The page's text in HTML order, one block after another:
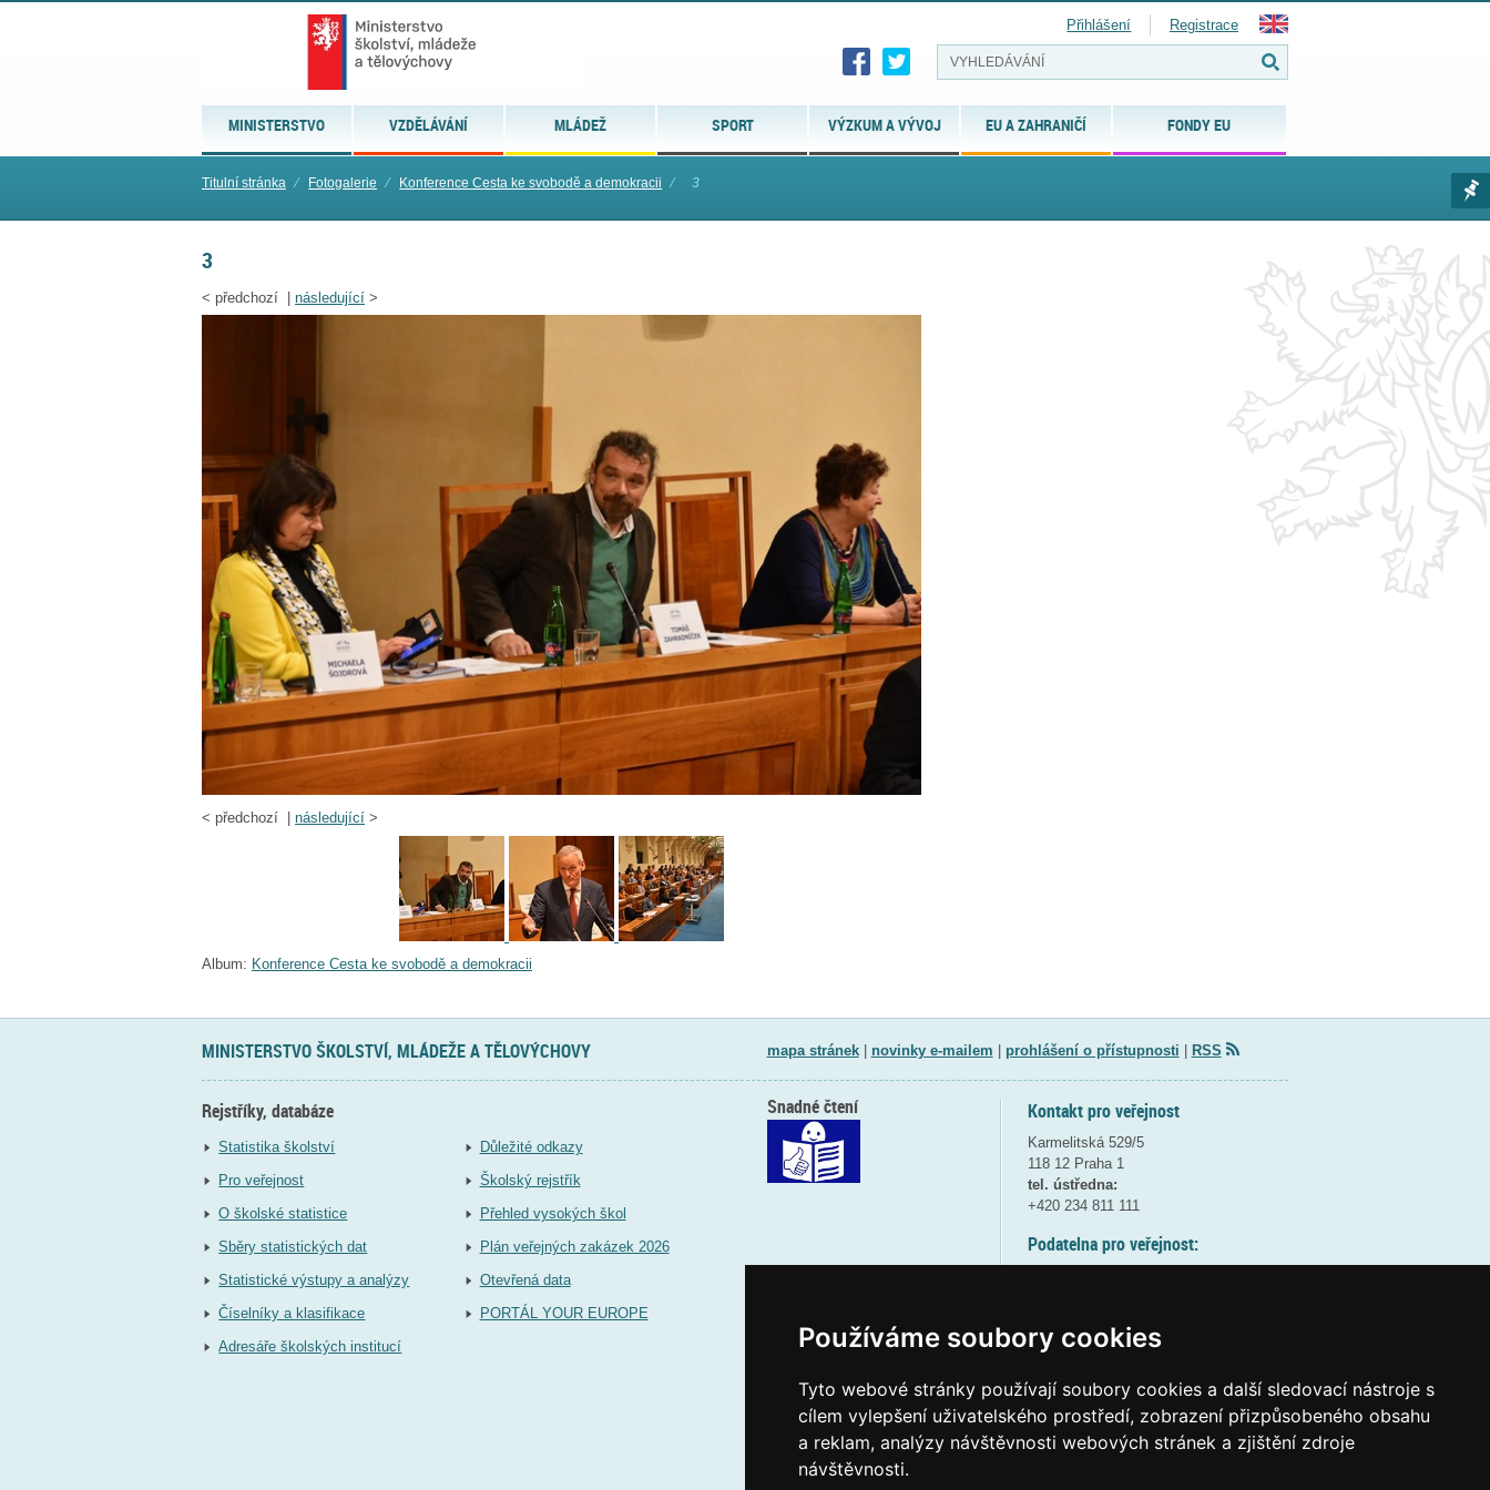
Používáme soubory cookies
Tyto webové stránky používají soubory cookies a další sledovací nástroje s
cílem vylepšení uživatelského prostředí, zobrazení přizpůsobeného obsahu
a reklam, analýzy návštěvnosti webových stránek a zjištění zdroje
návštěvnosti.
MINISTERSTVO VZDĚLÁVÁNÍ MLÁDEŽ SPORT VÝZKUM A VÝVOJ EU A ZAHRANIČÍ FONDY EU
Přihlášení Registrace
Titulní stránka ⁄ Fotogalerie ⁄ Konference Cesta ke svobodě a demokracii ⁄ 3
3
< předchozí | následující >
< předchozí | následující >
Album: Konference Cesta ke svobodě a demokracii
MINISTERSTVO ŠKOLSTVÍ, MLÁDEŽE A TĚLOVÝCHOVY mapa stránek| novinky e-mailem prohlášení o přístupnosti RSS
Rejstříky, databáze
Statistika školství
Pro veřejnost
O školské statistice
Sběry statistických dat
Statistické výstupy a analýzy
Číselníky a klasifikace
Adresáře školských institucí
Důležité odkazy
Školský rejstřík
Přehled vysokých škol
Plán veřejných zakázek 2026
Otevřená data
PORTÁL YOUR EUROPE
Kontakt pro veřejnost
Karmelitská 529/5
118 12 Praha 1
tel. ústředna:
+420 234 811 111
Podatelna pro veřejnost:
(více informací
Elektronická podatelna:
posta@msmtgov cz
Snadné čtení